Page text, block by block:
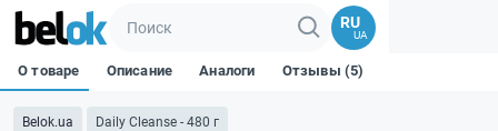
RU
UA
Belok.ua Daily Cleanse - 480 г
О товаре Описание Аналоги Отзывы (5)